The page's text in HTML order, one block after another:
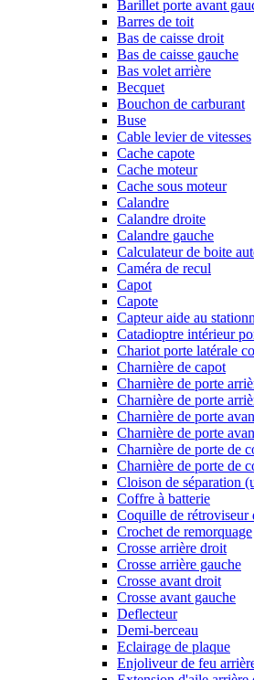
Barillet porte avant
Barres de toit
Bas de caisse droit
Bas de caisse gauche
Bas volet arrière
Becquet
Bouchon de carburant
Buse
Cable levier de vitesses
Cache capote
Cache moteur
Cache sous moteur
Calandre
Calandre droite
Calandre gauche
Calculateur de boite
Caméra de recul
Capot
Capote
Capteur aide au
Catadioptre intérieur
Chariot porte latérale
Charnière de capot
Charnière de porte
Charnière de porte
Charnière de porte
Charnière de porte
Charnière de porte de
Charnière de porte de
Cloison de séparation
Coffre à batterie
Coquille de rétroviseur
Crochet de remorquage
Crosse arrière droit
Crosse arrière gauche
Crosse avant droit
Crosse avant gauche
Deflecteur
Demi-berceau
Eclairage de plaque
Enjoliveur de feu